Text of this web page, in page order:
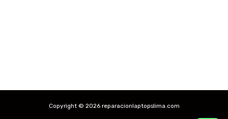
Copyright © 2026 reparacionlaptopslima.com